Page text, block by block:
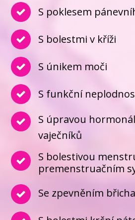
S poklesem
S bolestmi v kříži
S únikem moči
S funkční
S úpravou
vaječníků
S bolestivou
premenstruačním
Se zpevněním břicha